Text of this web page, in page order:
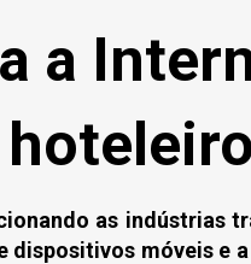
a
as indústrias
dispositivos móveis e